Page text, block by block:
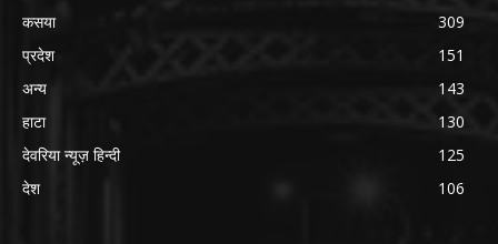
कसया
309
प्रदेश
151
अन्य
143
हाटा
130
देवरिया न्यूज़ हिन्दी
125
देश
106